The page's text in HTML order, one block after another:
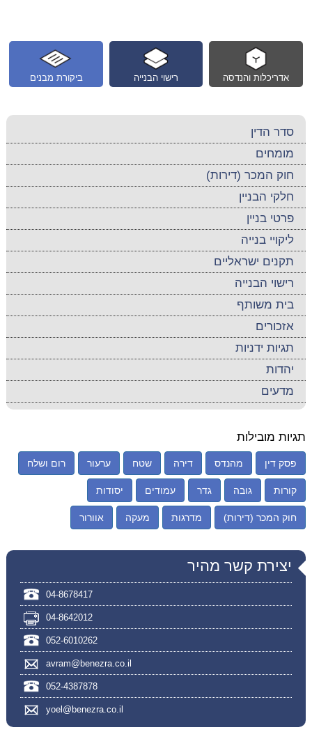
ביקורת מבנים רישוי הבנייה אדריכלות והנדסה
סדר הדין
מומחים
חוק המכר (דירות)
חלקי הבניין
פרטי בניין
ליקויי בנייה
תקנים ישראליים
רישוי הבנייה
בית משותף
אזכורים
תגיות ידניות
יהדות
מדעים
תגיות מובילות
פסק דין מהנדס דירה שטח ערעור רום ושלח
קורות גובה גדר עמודים יסודות
חוק המכר (דירות) מדרגות מעקה אוורור
יצירת קשר מהיר
04-8678417
04-8642012
052-6010262
avram@benezra.co.il
052-4387878
yoel@benezra.co.il